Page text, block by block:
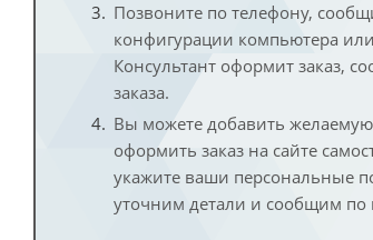
Позвоните по телефону,
конфигурации компьютера
Консультант оформит заказ,
заказа.
Вы можете добавить
оформить заказ на сайте
укажите ваши персональные
уточним детали и сообщим по